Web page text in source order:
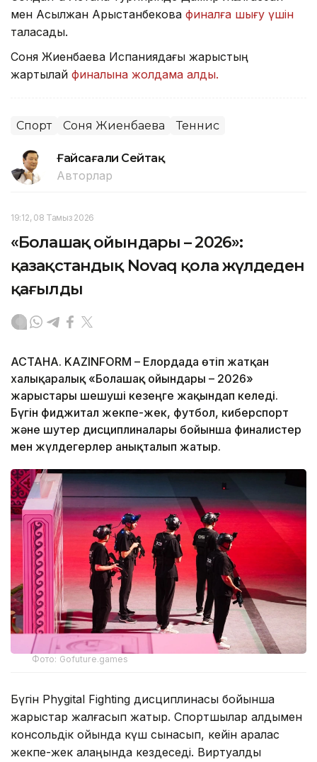
мен Асылжан Арыстанбекова финалға шығу үшін
таласады.
Соня Жиенбаева Испаниядағы жарыстың
жартылай финалына жолдама алды.
Спорт Соня Жиенбаева Теннис
Ғайсағали Сейтақ
Авторлар
19:12, 08 Тамыз 2026
«Болашақ ойындары – 2026»:
қазақстандық Novaq қола жүлдеден
қағылды
АСТАНА. KAZINFORM – Елордада өтіп жатқан
халықаралық «Болашақ ойындары – 2026»
жарыстары шешуші кезеңге жақындап келеді.
Бүгін фиджитал жекпе-жек, футбол, киберспорт
және шутер дисциплиналары бойынша финалистер
мен жүлдегерлер анықталып жатыр.
Фото: Gofuture.games
Бүгін Phygital Fighting дисциплинасы бойынша
жарыстар жалғасып жатыр. Спортшылар алдымен
консольдік ойында күш сынасып, кейін аралас
жекпе-жек алаңында кездеседі. Виртуалды